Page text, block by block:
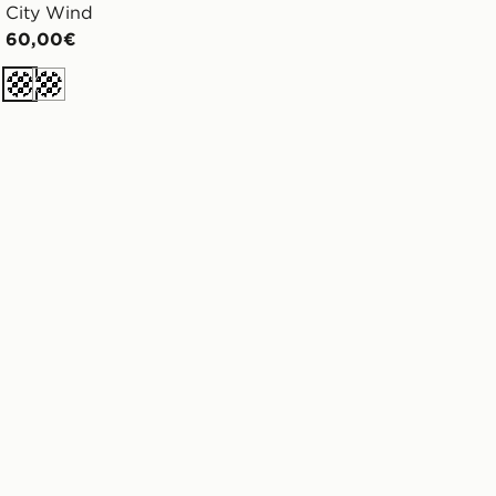
City Wind
60,00€
Bc Bc